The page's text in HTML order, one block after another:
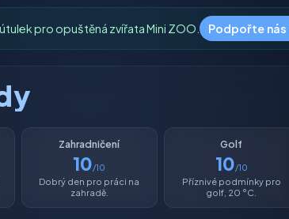
pro opuštěná zvířata Mini ZOO. Podpořte
Zahradničení
10/10
Dobrý den pro práci na
zahradě.
Golf
10/10
Příznivé podmínky pro
golf, 20 °C.